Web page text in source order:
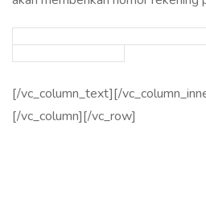
[/vc_column_text][/
[/vc_column][/vc_row]